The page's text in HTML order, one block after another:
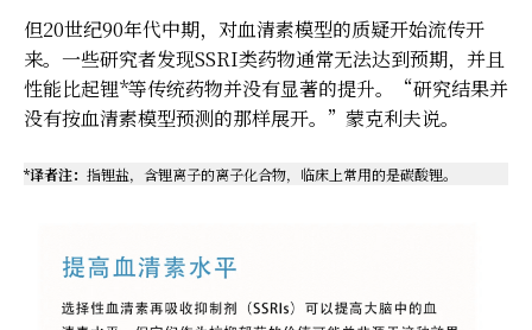
但20世纪90年代中期，对血清素模型的质疑开始流传开
来。一些研究者发现SSRI类药物通常无法达到预期，并且
性能比起锂*等传统药物并没有显著的提升。“研究结果并
没有按血清素模型预测的那样展开。”蒙克利夫说。
*译者注： 指锂盐，含锂离子的离子化合物，临床上常用的是碳酸锂。